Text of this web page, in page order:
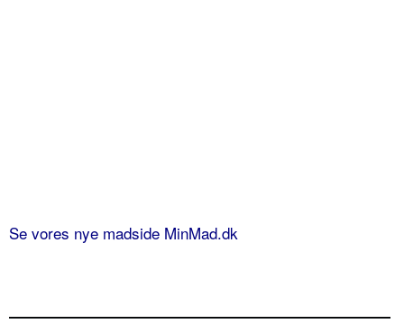
Se vores nye madside MinMad.dk